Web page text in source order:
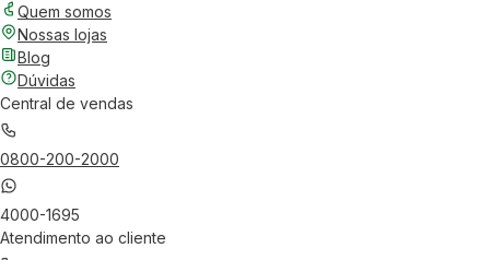
Quem somos
Nossas lojas
Blog
Dúvidas
Central de vendas
0800-200-2000
4000-1695
Atendimento ao cliente